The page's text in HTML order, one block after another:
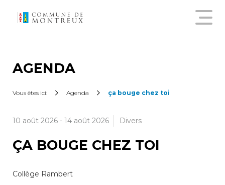
Créer un compte citoyen
Se connecter à son compte
citoyen
Pour commander une
AGENDA
Vous êtes ici: Agenda ça bouge chez toi
10 août 2026 - 14 août 2026 Divers
ÇA BOUGE CHEZ TOI
Collège Rambert